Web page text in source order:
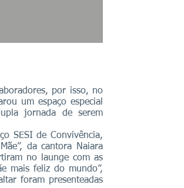
por isso, no
um espaço especial
jornada de serem
SESI de Convivência,
da cantora Naiara
no launge com as
mais feliz do mundo”,
foram presenteadas